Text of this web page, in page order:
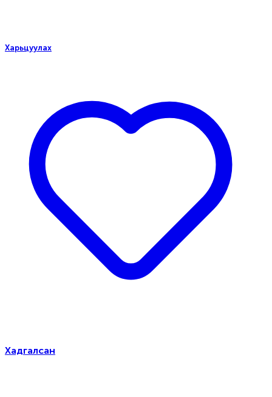
Харьцуулах
Хадгалсан